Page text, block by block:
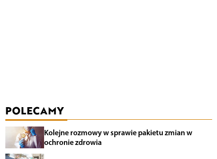
POLECAMY
Kolejne rozmowy w sprawie pakietu zmian w
ochronie zdrowia